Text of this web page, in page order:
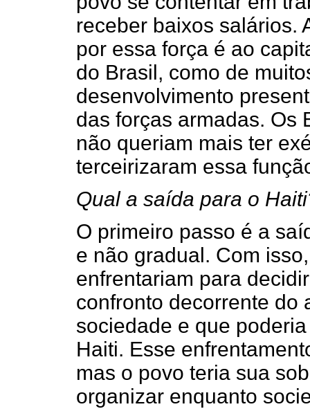
receber baixos salários.
por essa força é ao
do Brasil, como de
desenvolvimento
das forças armadas. Os
não queriam mais ter
terceirizaram essa
Qual a saída para o
O primeiro passo é a
e não gradual. Com
enfrentariam para
confronto decorrente do
sociedade e que
Haiti. Esse
mas o povo teria sua
organizar enquanto